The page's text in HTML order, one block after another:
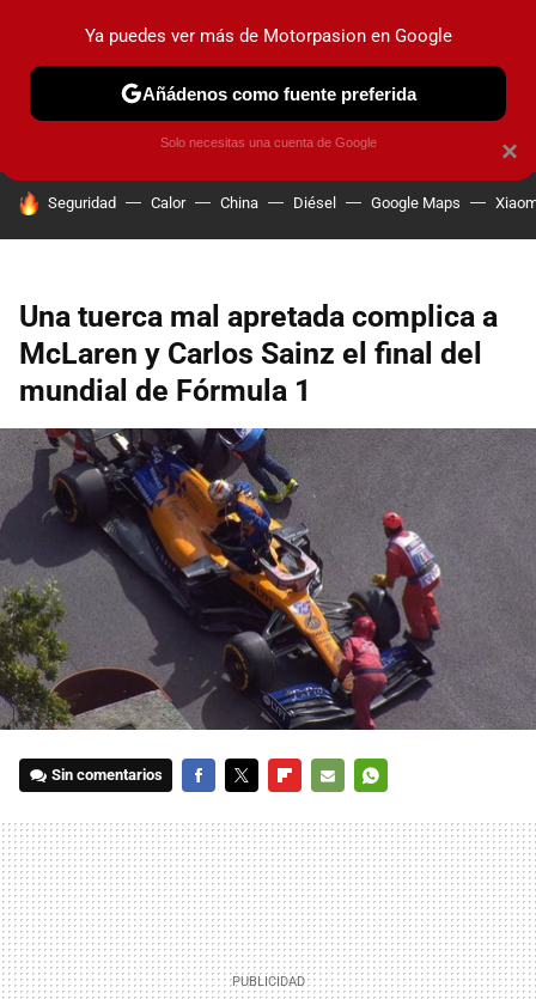
PRUEBAS COCHES ELÉCTRICOS OBSERVATORIO
HOY SE HABLA DE
Seguridad Calor China Diésel Google Maps
Una tuerca mal apretada complica a
McLaren y Carlos Sainz el final del
mundial de Fórmula 1
Sin comentarios
MAIL
×
Ya puedes ver más de Motorpasion en Google
Añádenos como fuente preferida
Solo necesitas una cuenta de Google